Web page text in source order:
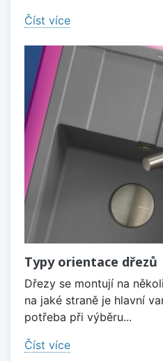
Číst více
Typy orientace dřezů
Dřezy se montují na
na jaké straně je hlavní
potřeba při výběru...
Číst více